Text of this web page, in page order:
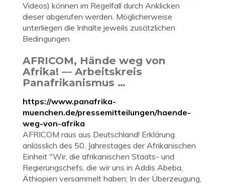
Videos) können im Regelfall durch Anklicken
dieser abgerufen werden. Möglicherweise
unterliegen die Inhalte jeweils zusätzlichen
Bedingungen.
AFRICOM, Hände weg von
Afrika! — Arbeitskreis
Panafrikanismus …
https://www.panafrika-
muenchen.de/pressemitteilungen/haende-
weg-von-afrika
AFRICOM raus aus Deutschland! Erklärung
anlässlich des 50. Jahrestages der Afrikanischen
Einheit "Wir, die afrikanischen Staats- und
Regierungschefs, die wir uns in Addis Abeba,
Äthiopien versammelt haben; In der Überzeugung,